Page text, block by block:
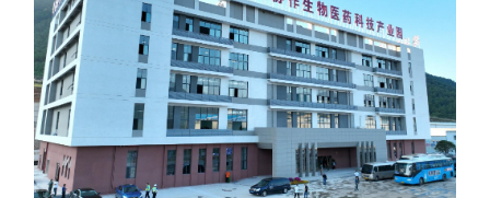
地方频道
北京 天津 河北 山西
辽宁 吉林 上海 江苏